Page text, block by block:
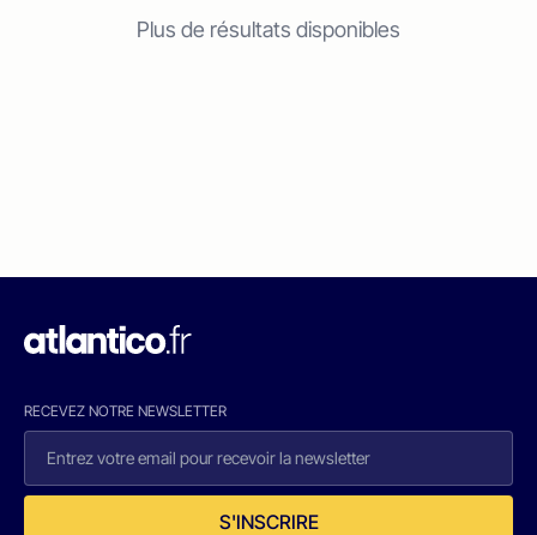
Plus de résultats disponibles
RECEVEZ NOTRE NEWSLETTER
S'INSCRIRE